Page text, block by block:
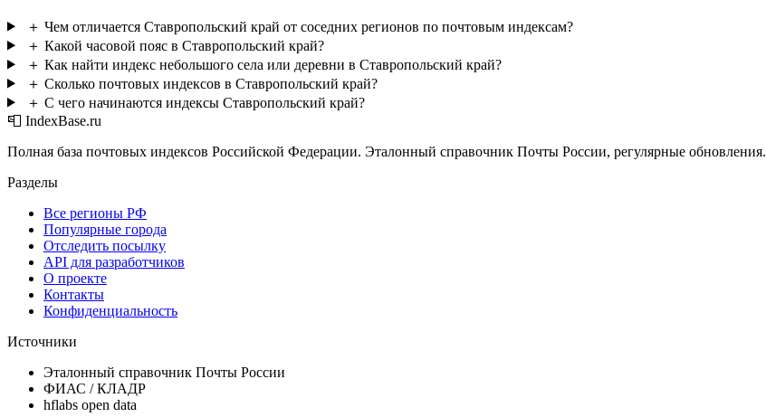
＋ Чем отличается Ставропольский край от соседних регионов по почтовым индексам?
＋ Какой часовой пояс в Ставропольский край?
＋ Как найти индекс небольшого села или деревни в Ставропольский край?
＋ Сколько почтовых индексов в Ставропольский край?
＋ С чего начинаются индексы Ставропольский край?
📮 IndexBase.ru
Полная база почтовых индексов Российской Федерации. Эталонный справочник Почты России, регулярные обновления.
Разделы
Все регионы РФ
Популярные города
Отследить посылку
API для разработчиков
О проекте
Контакты
Конфиденциальность
Источники
Эталонный справочник Почты России
ФИАС / КЛАДР
hflabs open data